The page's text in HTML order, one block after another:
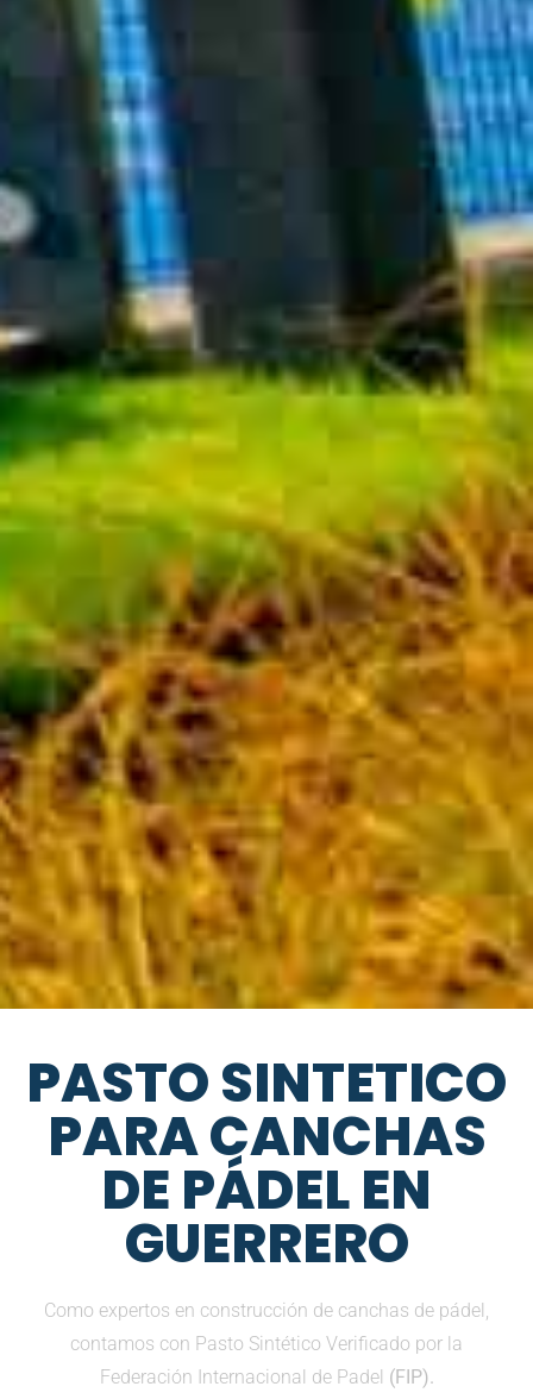
PASTO SINTETICO
PARA CANCHAS
DE PÁDEL EN
GUERRERO
Como expertos en construcción de canchas de pádel,
contamos con Pasto Sintético Verificado por la
Federación Internacional de Padel (FIP).